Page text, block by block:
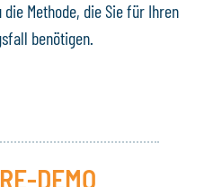
Methode, die Sie für Ihren
benötigen.
DEMO